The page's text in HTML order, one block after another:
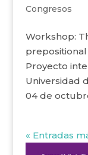
Congresos
Workshop:
Proyecto
Universidad
04 de
« Entradas